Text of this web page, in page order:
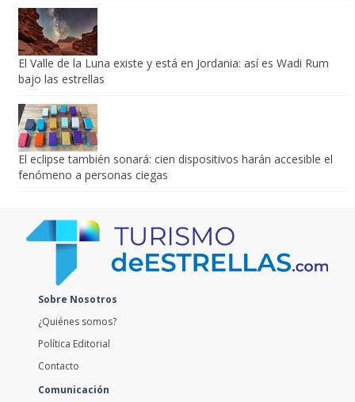
El Valle de la Luna existe y está en Jordania: así es Wadi Rum
bajo las estrellas
El eclipse también sonará: cien dispositivos harán accesible el
fenómeno a personas ciegas
Sobre Nosotros
¿Quiénes somos?
Política Editorial
Contacto
Comunicación